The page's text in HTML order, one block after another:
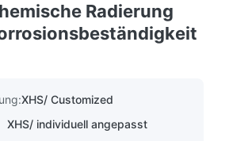
Radierung
XHS/ Customized
XHS/ individuell angepasst